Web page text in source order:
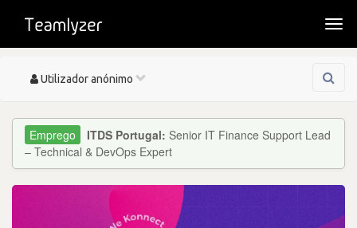
Toggle
Utilizador anónimo
ITDS Portugal: Senior IT Finance Support Lead
– Technical & DevOps Expert